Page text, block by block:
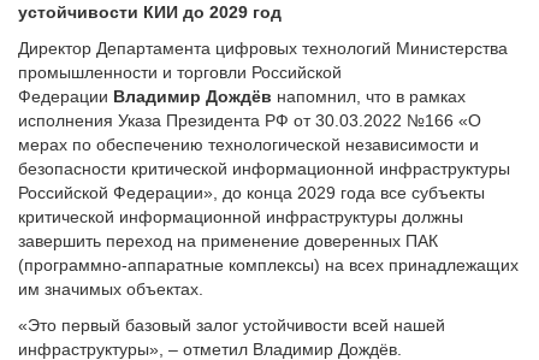
устойчивости КИИ до 2029 год
Директор Департамента цифровых технологий Министерства
промышленности и торговли Российской
Федерации Владимир Дождёв напомнил, что в рамках
исполнения Указа Президента РФ от 30.03.2022 №166 «О
мерах по обеспечению технологической независимости и
безопасности критической информационной инфраструктуры
Российской Федерации», до конца 2029 года все субъекты
критической информационной инфраструктуры должны
завершить переход на применение доверенных ПАК
(программно-аппаратные комплексы) на всех принадлежащих
им значимых объектах.
«Это первый базовый залог устойчивости всей нашей
инфраструктуры», – отметил Владимир Дождёв.